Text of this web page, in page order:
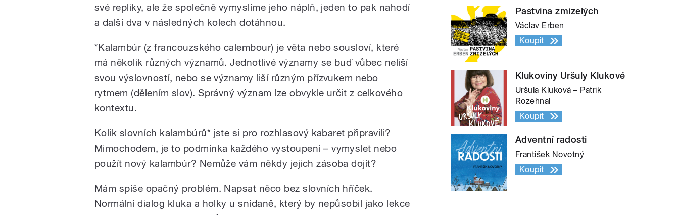
své repliky, ale že společně vymyslíme jeho náplň, jeden to pak nahodí
a další dva v následných kolech dotáhnou.
*Kalambúr (z francouzského calembour) je věta nebo sousloví, které
má několik různých významů. Jednotlivé významy se buď vůbec neliší
svou výslovností, nebo se významy liší různým přízvukem nebo
rytmem (dělením slov). Správný význam lze obvykle určit z celkového
kontextu.
Kolik slovních kalambúrů* jste si pro rozhlasový kabaret připravili?
Mimochodem, je to podmínka každého vystoupení – vymyslet nebo
použít nový kalambúr? Nemůže vám někdy jejich zásoba dojít?
Mám spíše opačný problém. Napsat něco bez slovních hříček.
Normální dialog kluka a holky u snídaně, který by nepůsobil jako lekce
Pastvina zmizelých
Václav Erben
Koupit
Klukoviny Uršuly Klukové
Uršula Kluková – Patrik
Rozehnal
Koupit
Adventní radosti
František Novotný
Koupit